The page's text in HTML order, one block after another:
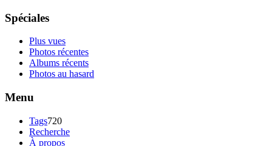
Spéciales
Plus vues
Photos récentes
Albums récents
Photos au hasard
Menu
Tags720
Recherche
À propos